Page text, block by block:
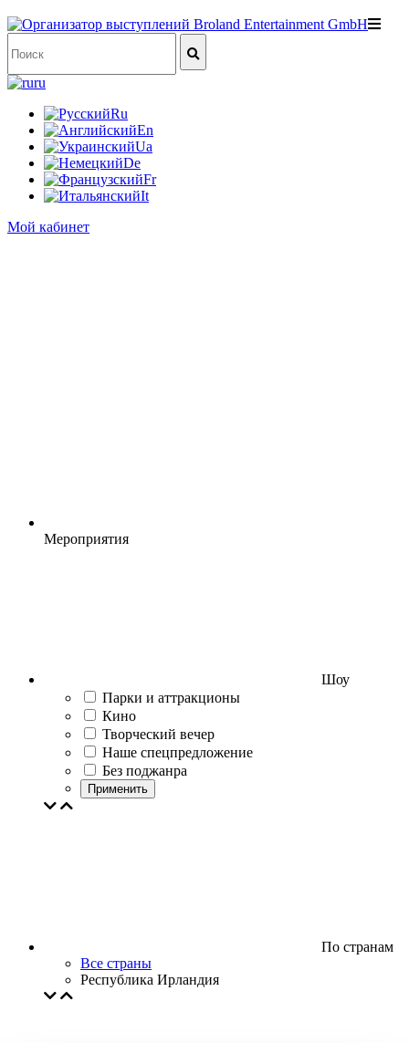
ru
Ru
En
Ua
De
Fr
It
Мой кабинет
Мероприятия
Шоу
Парки и аттракционы
Кино
Творческий вечер
Наше спецпредложение
Без поджанра
Применить
По странам
Все страны
Республика Ирландия